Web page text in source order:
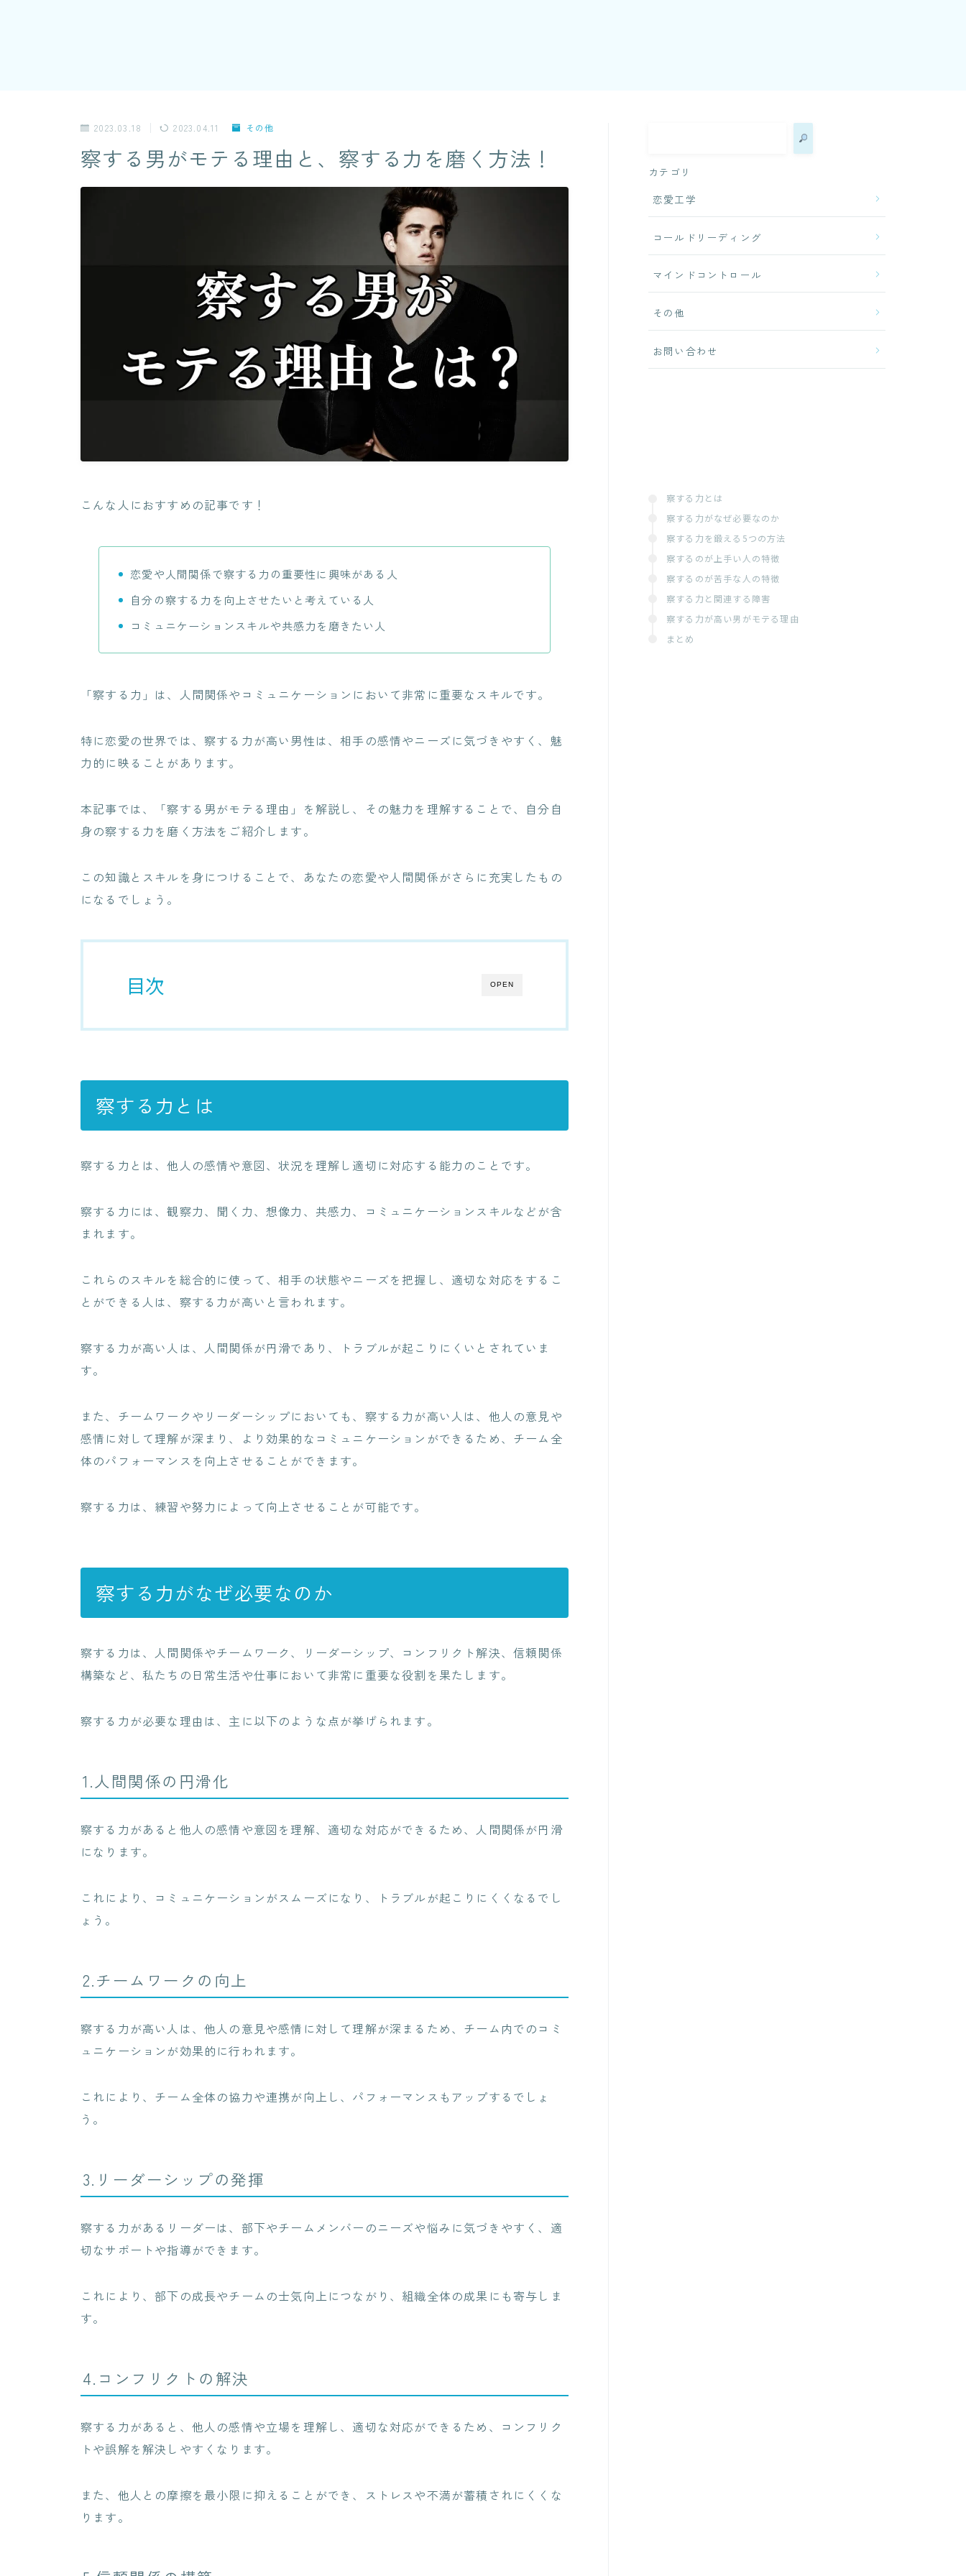
2023.03.18 2023.04.11 その他
察する男がモテる理由と、察する力を磨く方法！
こんな人におすすめの記事です！
恋愛や人間関係で察する力の重要性に興味がある人
自分の察する力を向上させたいと考えている人
コミュニケーションスキルや共感力を磨きたい人
「察する力」は、人間関係やコミュニケーションにおいて非常に重要なスキルです。
特に恋愛の世界では、察する力が高い男性は、相手の感情やニーズに気づきやすく、魅
力的に映ることがあります。
本記事では、「察する男がモテる理由」を解説し、その魅力を理解することで、自分自
身の察する力を磨く方法をご紹介します。
この知識とスキルを身につけることで、あなたの恋愛や人間関係がさらに充実したもの
になるでしょう。
OPEN
目次
察する力とは
察する力とは、他人の感情や意図、状況を理解し適切に対応する能力のことです。
察する力には、観察力、聞く力、想像力、共感力、コミュニケーションスキルなどが含
まれます。
これらのスキルを総合的に使って、相手の状態やニーズを把握し、適切な対応をするこ
とができる人は、察する力が高いと言われます。
察する力が高い人は、人間関係が円滑であり、トラブルが起こりにくいとされていま
す。
また、チームワークやリーダーシップにおいても、察する力が高い人は、他人の意見や
感情に対して理解が深まり、より効果的なコミュニケーションができるため、チーム全
体のパフォーマンスを向上させることができます。
察する力は、練習や努力によって向上させることが可能です。
察する力がなぜ必要なのか
察する力は、人間関係やチームワーク、リーダーシップ、コンフリクト解決、信頼関係
構築など、私たちの日常生活や仕事において非常に重要な役割を果たします。
察する力が必要な理由は、主に以下のような点が挙げられます。
1.人間関係の円滑化
察する力があると他人の感情や意図を理解、適切な対応ができるため、人間関係が円滑
になります。
これにより、コミュニケーションがスムーズになり、トラブルが起こりにくくなるでし
ょう。
2.チームワークの向上
察する力が高い人は、他人の意見や感情に対して理解が深まるため、チーム内でのコミ
ュニケーションが効果的に行われます。
これにより、チーム全体の協力や連携が向上し、パフォーマンスもアップするでしょ
う。
3.リーダーシップの発揮
察する力があるリーダーは、部下やチームメンバーのニーズや悩みに気づきやすく、適
切なサポートや指導ができます。
これにより、部下の成長やチームの士気向上につながり、組織全体の成果にも寄与しま
す。
4.コンフリクトの解決
察する力があると、他人の感情や立場を理解し、適切な対応ができるため、コンフリク
トや誤解を解決しやすくなります。
また、他人との摩擦を最小限に抑えることができ、ストレスや不満が蓄積されにくくな
ります。
カテゴリ
恋愛工学
コールドリーディング
マインドコントロール
その他
お問い合わせ
察する力とは
察する力がなぜ必要なのか
察する力を鍛える5つの方法
察するのが上手い人の特徴
察するのが苦手な人の特徴
察する力と関連する障害
察する力が高い男がモテる理由
まとめ